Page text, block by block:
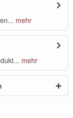
mehr
mehr